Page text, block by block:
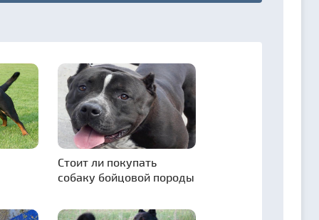
Стоит ли покупать
собаку бойцовой породы